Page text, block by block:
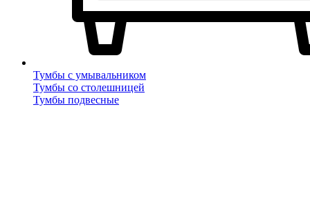
Тумбы с умывальником
Тумбы со столешницей
Тумбы подвесные